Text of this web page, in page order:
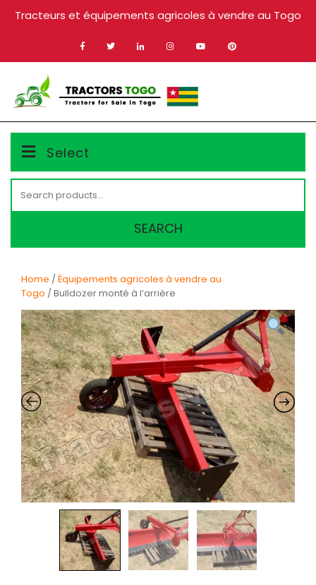
Tracteurs et équipements agricoles à vendre au Togo
Select
for:
SEARCH
Home / Équipements agricoles à vendre au
Togo / Bulldozer monté à l’arrière